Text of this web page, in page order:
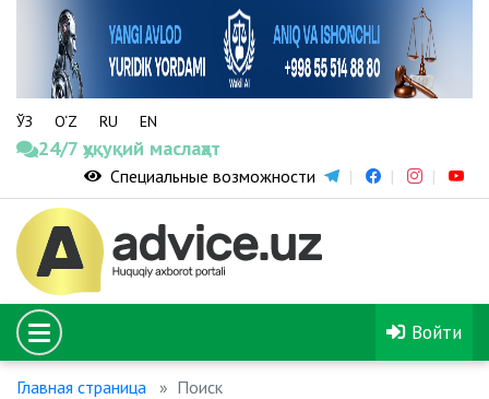
ЎЗ O‘Z RU EN
24/7 ҳуқуқий маслаҳат
Специальные возможности
Войти
Главная страница Поиск